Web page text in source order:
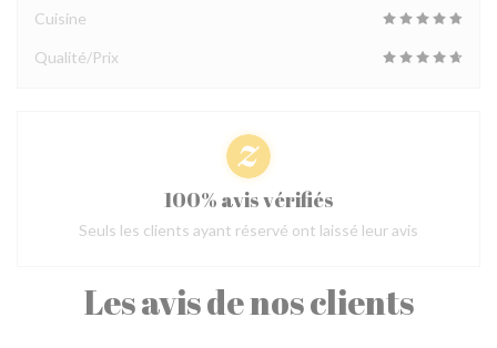
Les avis de nos clients
Cuisine
Qualité/Prix
100% avis vérifiés
Seuls les clients ayant réservé ont laissé leur avis